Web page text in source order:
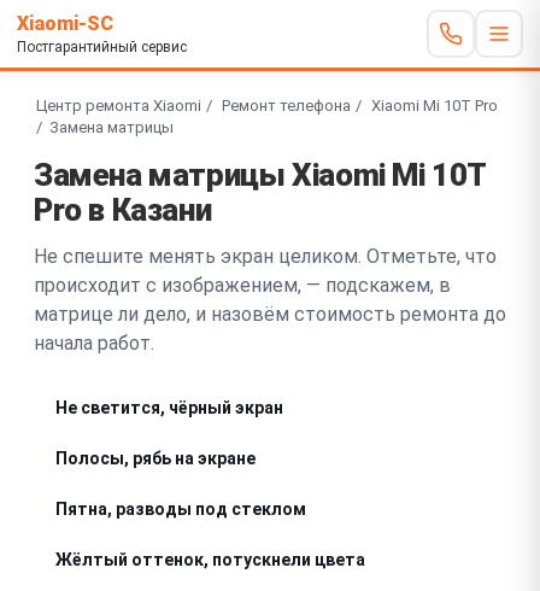
Xiaomi-SC
Постгарантийный сервис
Центр ремонта Xiaomi Ремонт телефона
Xiaomi Mi 10T Pro
Замена матрицы
Замена матрицы Xiaomi Mi 10T
Pro в Казани
Не спешите менять экран целиком. Отметьте, что
происходит с изображением, — подскажем, в
матрице ли дело, и назовём стоимость ремонта до
начала работ.
Не светится, чёрный экран
Полосы, рябь на экране
Пятна, разводы под стеклом
Жёлтый оттенок, потускнели цвета